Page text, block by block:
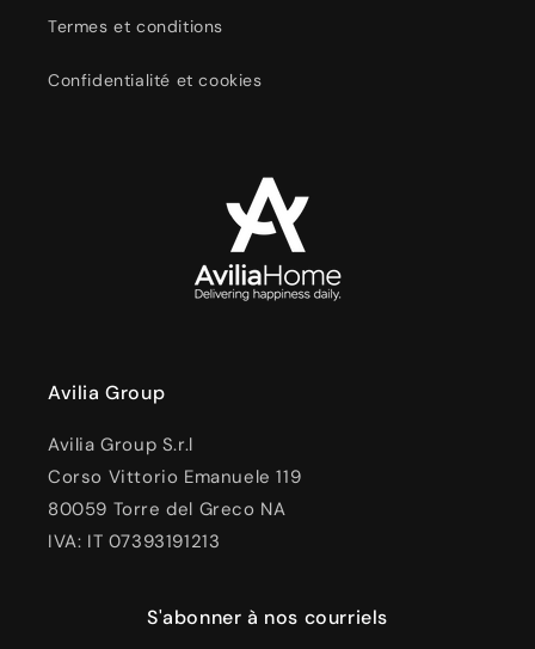
Termes et conditions
Confidentialité et cookies
Avilia Group
Avilia Group S.r.l
Corso Vittorio Emanuele 119
80059 Torre del Greco NA
IVA: IT 07393191213
S'abonner à nos courriels